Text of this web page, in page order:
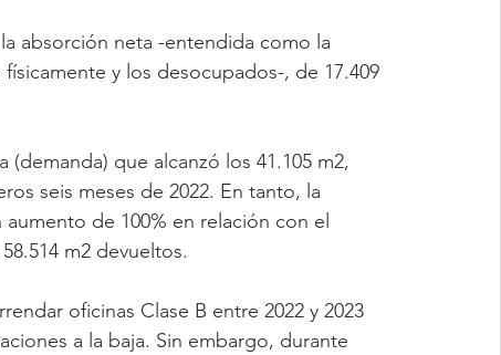
absorción neta -entendida como la
y los desocupados-, de 17.409
que alcanzó los 41.105 m2,
seis meses de 2022. En tanto, la
de 100% en relación con el
m2 devueltos.
oficinas Clase B entre 2022 y 2023
a la baja. Sin embargo, durante